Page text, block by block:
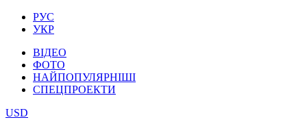
РУС
УКР
ВІДЕО
ФОТО
НАЙПОПУЛЯРНІШІ
СПЕЦПРОЕКТИ
USD